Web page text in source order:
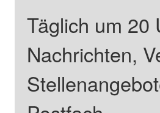
Täglich um 20
Nachrichten,